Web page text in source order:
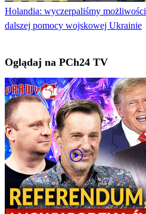
Holandia: wyczerpaliśmy możliwości
dalszej pomocy wojskowej Ukrainie
Oglądaj na PCh24 TV